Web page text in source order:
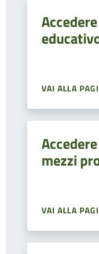
VAI ALLA
mezzi
VAI ALLA